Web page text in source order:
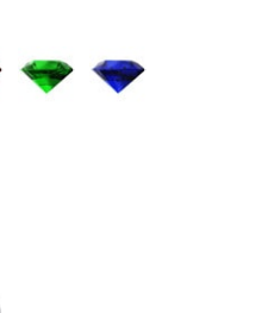
Emeraude Saphir
bleu